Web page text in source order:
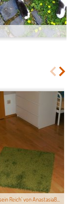
Reich' von Anastasia8...